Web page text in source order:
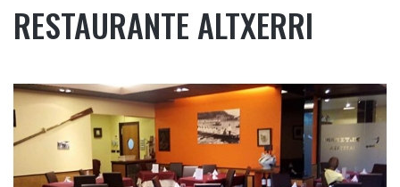
RESTAURANTE ALTXERRI